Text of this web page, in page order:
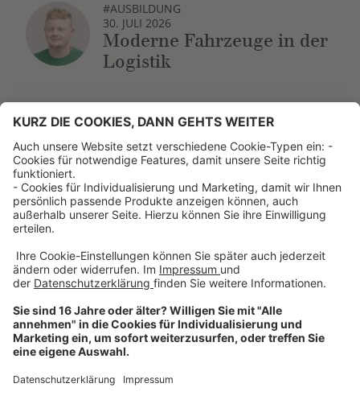
#AUSBILDUNG
30. JULI 2026
Moderne Fahrzeuge in der
Logistik
Über uns
Dehner Unternehmen
Jobs bei Dehner